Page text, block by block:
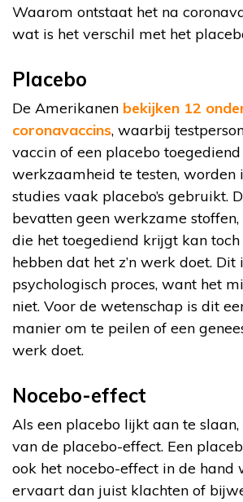
Waarom ontstaat het na
wat is het verschil met het
Placebo
De Amerikanen bekijken 12
coronavaccins, waarbij
vaccin of een placebo
werkzaamheid te testen, worden
studies vaak placebo’s gebruikt.
bevatten geen werkzame
die het toegediend krijgt kan
hebben dat het z’n werk doet. Dit
psychologisch proces, want het
niet. Voor de wetenschap is dit
manier om te peilen of een
werk doet.
Nocebo-effect
Als een placebo lijkt aan te
van de placebo-effect. Een
ook het nocebo-effect in de hand
ervaart dan juist klachten of